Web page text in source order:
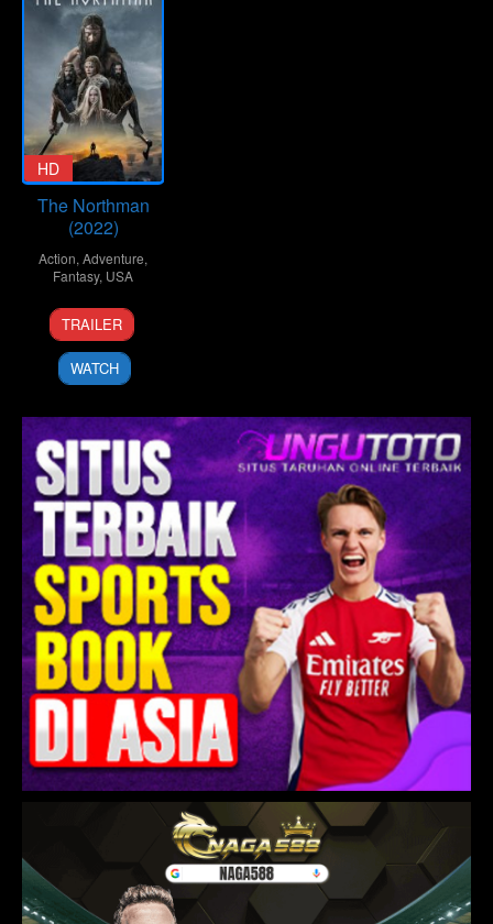
HD
The Northman
(2022)
Action,Adventure,
Fantasy, USA
7
Apr
2022
Oana
Ene
TRAILER
WATCH